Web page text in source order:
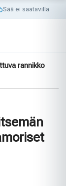
Sää ei saatavilla
rannikko